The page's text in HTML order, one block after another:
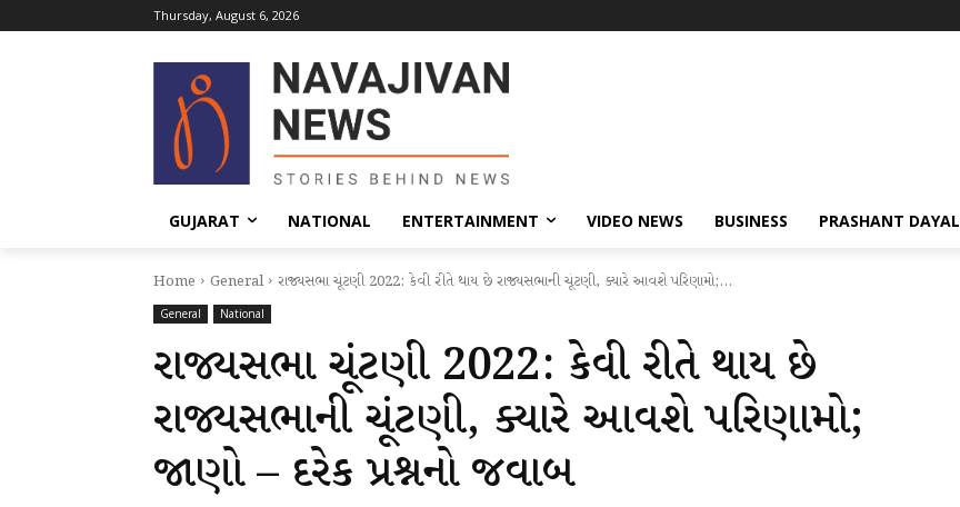
Thursday, August 6, 2026
GUJARAT NATIONAL ENTERTAINMENT VIDEO NEWS BUSINESS PRASHANT DAYAL
Home General રાજ્યસભા ચૂંટણી 2022: કેવી રીતે થાય છે રાજ્યસભાની ચૂંટણી, ક્યારે આવશે પરિણામો;...
General National
રાજ્યસભા ચૂંટણી 2022: કેવી રીતે થાય છે
રાજ્યસભાની ચૂંટણી, ક્યારે આવશે પરિણામો;
જાણો – દરેક પ્રશ્નનો જવાબ